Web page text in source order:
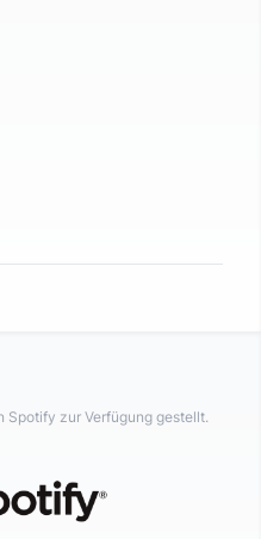
Spotify zur Verfügung gestellt.